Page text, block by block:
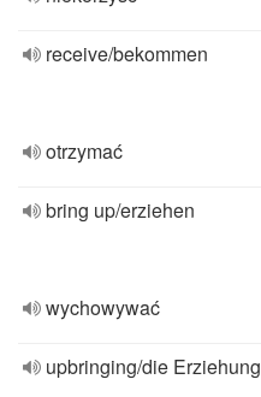
receive/bekommen
otrzymać
bring up/erziehen
wychowywać
upbringing/die Erziehung